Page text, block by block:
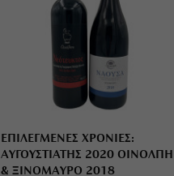
ΕΠΙΛΕΓΜΕΝΕΣ ΧΡΟΝΙΕΣ:
ΑΥΓΟΥΣΤΙΑΤΗΣ 2020 ΟΙΝΟΛΠΗ
& ΞΙΝΟΜΑΥΡΟ 2018